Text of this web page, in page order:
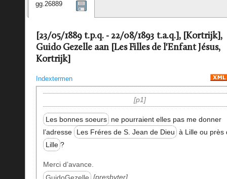
gg.26889
[23/05/1889 t.p.q. - 22/08/1893 t.a.q.], [Kortrijk],
Guido Gezelle aan [Les Filles de l'Enfant Jésus,
Kortrijk]
Indextermen
p1
Les bonnes soeurs ne pourraient elles pas me donner
l’adresse
Les Fréres de S. Jean de Dieu à Lille ou près
Lille ?
Merci d’avance.
GuidoGezelle
presbyter